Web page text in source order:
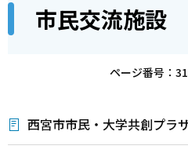
先
こ
市民交流施設
ページ番号：
西宮市市民・大学共創プラ